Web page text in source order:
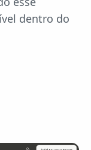
dentro do